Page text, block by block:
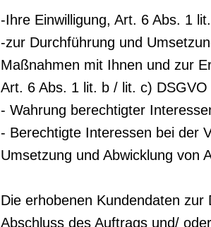
-Ihre Einwilligung, Art. 6 Abs. 1
-zur Durchführung und
Maßnahmen mit Ihnen und zur
Art. 6 Abs. 1 lit. b / lit. c) DSGVO
- Wahrung berechtigter
- Berechtigte Interessen bei der
Umsetzung und Abwicklung von
Die erhobenen Kundendaten
Abschluss des Auftrags und/